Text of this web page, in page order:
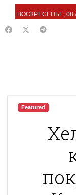
ВОСКРЕСЕНЬЕ, 08
Featured